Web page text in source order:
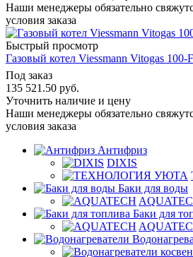
Наши менеджеры обязательно
условия заказа
Быстрый просмотр
Газовый котел Viessmann Vitogas
Под заказ
135 521.50 руб.
Уточнить наличие и цену
Наши менеджеры обязательно
условия заказа
Антифриз
DIXIS
Баки для воды
Баки для